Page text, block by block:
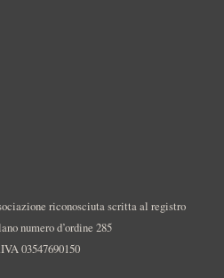
riconosciuta scritta al registro
numero d’ordine 285
03547690150